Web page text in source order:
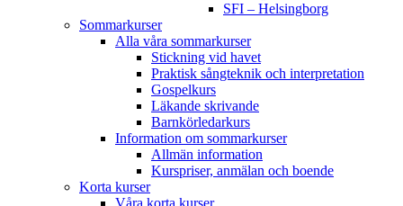
SFI – Helsingborg
Sommarkurser
Alla våra sommarkurser
Stickning vid havet
Praktisk sångteknik och interpretation
Gospelkurs
Läkande skrivande
Barnkörledarkurs
Information om sommarkurser
Allmän information
Kurspriser, anmälan och boende
Korta kurser
Våra korta kurser